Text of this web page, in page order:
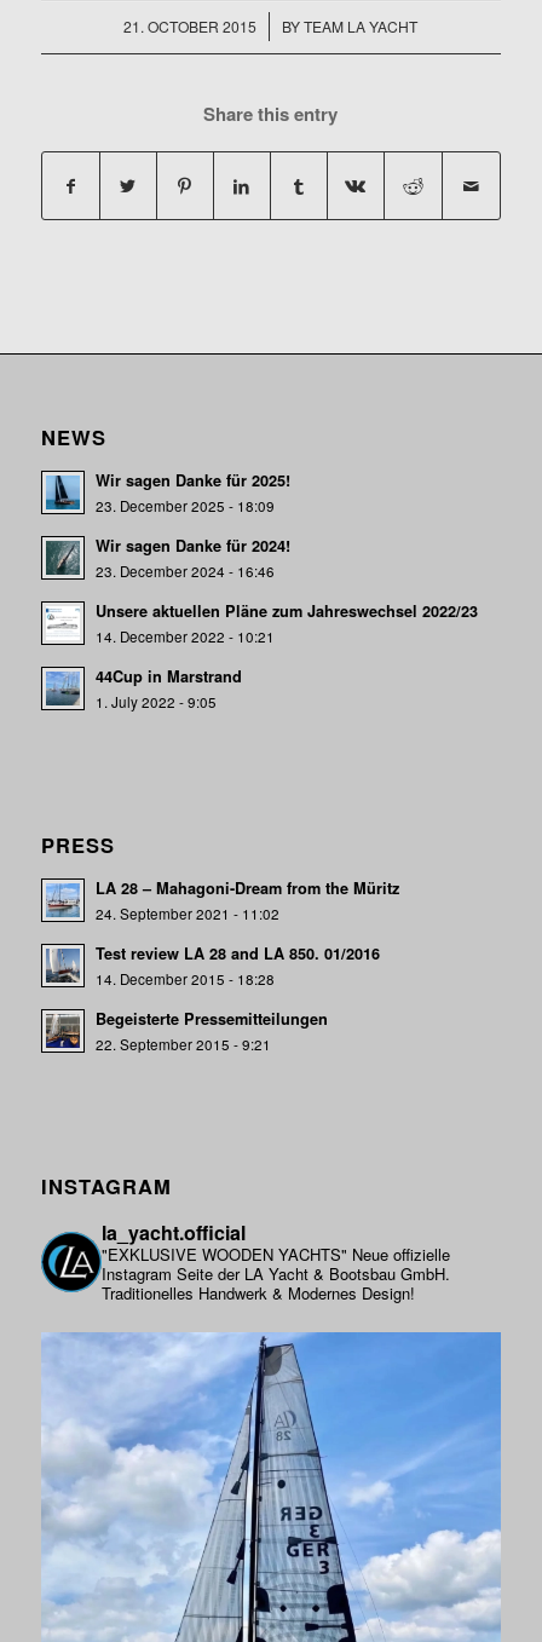
21. OCTOBER 2015
/ BYTEAM LA YACHT
Share this entry
NEWS
Wir sagen Danke für 2025!
23. December 2025 - 18:09
Wir sagen Danke für 2024!
23. December 2024 - 16:46
Unsere aktuellen Pläne zum Jahreswechsel 2022/23
14. December 2022 - 10:21
44Cup in Marstrand
1. July 2022 - 9:05
PRESS
LA 28 – Mahagoni-Dream from the Müritz
24. September 2021 - 11:02
Test review LA 28 and LA 850. 01/2016
14. December 2015 - 18:28
Begeisterte Pressemitteilungen
22. September 2015 - 9:21
INSTAGRAM
la_yacht.official
"EXKLUSIVE WOODEN YACHTS" Neue offizielle
Instagram Seite der LA Yacht & Bootsbau GmbH.
Traditionelles Handwerk & Modernes Design!